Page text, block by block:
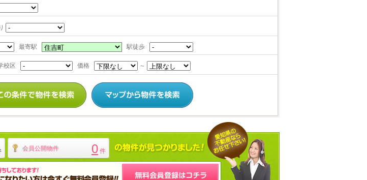
最寄駅 駅徒歩
校区 価格 ～
会員公開物件 0 件